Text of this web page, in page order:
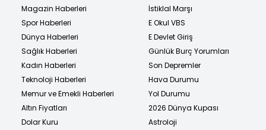
Magazin Haberleri
Spor Haberleri
Dünya Haberleri
Sağlık Haberleri
Kadın Haberleri
Teknoloji Haberleri
Memur ve Emekli Haberleri
Altın Fiyatları
Dolar Kuru
İstiklal Marşı
E Okul VBS
E Devlet Giriş
Günlük Burç Yorumları
Son Depremler
Hava Durumu
Yol Durumu
2026 Dünya Kupası
Astroloji